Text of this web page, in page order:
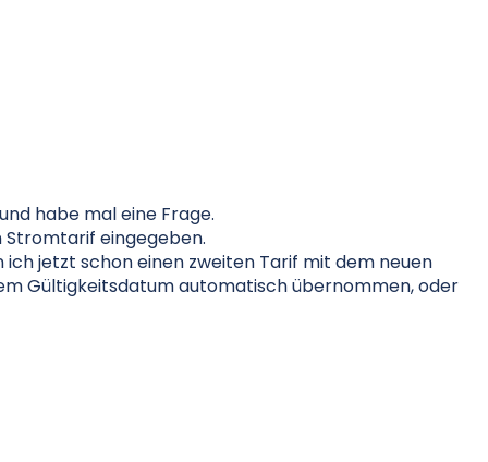
habe mal eine Frage.
Stromtarif eingegeben.
ich jetzt schon einen zweiten Tarif mit dem neuen
Gültigkeitsdatum automatisch übernommen, oder